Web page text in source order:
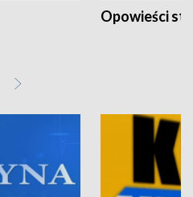
Opowieści